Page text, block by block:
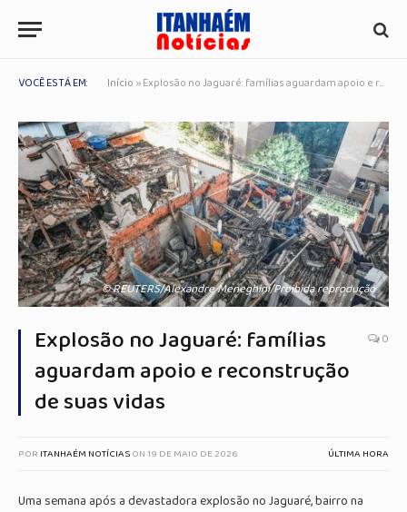
VOCÊ ESTÁ EM: Início »Explosão no Jaguaré: famílias aguardam apoio e reconstrução de suas vidas
© REUTERS/Alexandre Meneghini/Proibida reprodução
Explosão no Jaguaré: famílias
aguardam apoio e reconstrução
de suas vidas
0
POR ITANHAÉM NOTÍCIASON19 DE MAIO DE 2026 ÚLTIMA HORA
Uma semana após a devastadora explosão no Jaguaré, bairro na